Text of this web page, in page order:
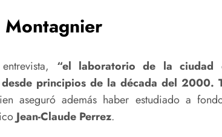
Montagnier
“el laboratorio de la ciudad
principios de la década del 2000.
aseguró además haber estudiado a
Jean-Claude Perrez.